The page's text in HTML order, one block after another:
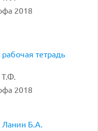
2018
тетрадь
2018
Ланин Б.А.